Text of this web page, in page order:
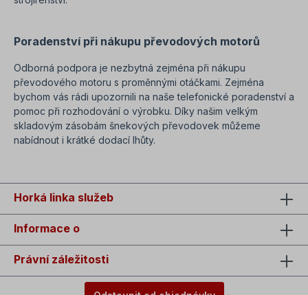
Poradenství při nákupu převodových motorů
Odborná podpora je nezbytná zejména při nákupu
převodového motoru s proměnnými otáčkami. Zejména
bychom vás rádi upozornili na naše telefonické poradenství a
pomoc při rozhodování o výrobku. Díky našim velkým
skladovým zásobám šnekových převodovek můžeme
nabídnout i krátké dodací lhůty.
Horká linka služeb
Informace o
Právní záležitosti